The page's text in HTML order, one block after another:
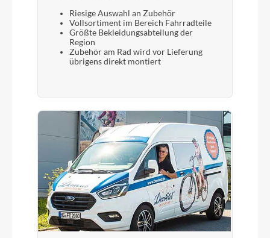
Riesige Auswahl an Zubehör
Vollsortiment im Bereich Fahrradteile
Größte Bekleidungsabteilung der
Region
Zubehör am Rad wird vor Lieferung
übrigens direkt montiert